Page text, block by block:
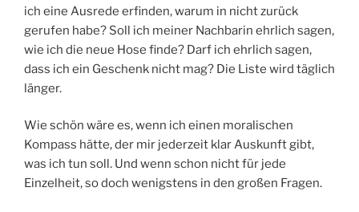
ich eine Ausrede erfinden, warum in nicht zurück
gerufen habe? Soll ich meiner Nachbarin ehrlich sagen,
wie ich die neue Hose finde? Darf ich ehrlich sagen,
dass ich ein Geschenk nicht mag? Die Liste wird täglich
länger.
Wie schön wäre es, wenn ich einen moralischen
Kompass hätte, der mir jederzeit klar Auskunft gibt,
was ich tun soll. Und wenn schon nicht für jede
Einzelheit, so doch wenigstens in den großen Fragen.